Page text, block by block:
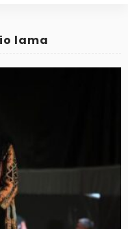
lama